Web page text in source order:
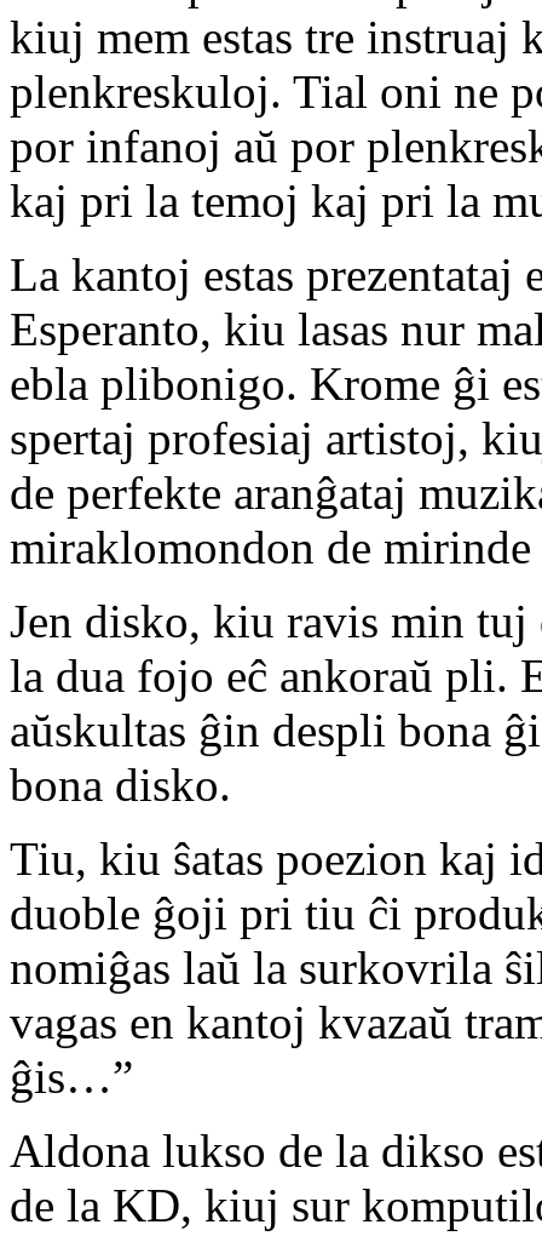
kiuj mem estas tre instruaj
plenkreskuloj. Tial oni ne
por infanoj aŭ por
kaj pri la temoj kaj pri la
La kantoj estas prezentataj
Esperanto, kiu lasas nur
ebla plibonigo. Krome ĝi
spertaj profesiaj artistoj,
de perfekte aranĝataj
miraklomondon de
Jen disko, kiu ravis min tuj
la dua fojo eĉ ankoraŭ pli.
aŭskultas ĝin despli bona
bona disko.
Tiu, kiu ŝatas poezion kaj
duoble ĝoji pri tiu ĉi
nomiĝas laŭ la surkovrila
vagas en kantoj kvazaŭ
ĝis…”
Aldona lukso de la dikso
de la KD, kiuj sur